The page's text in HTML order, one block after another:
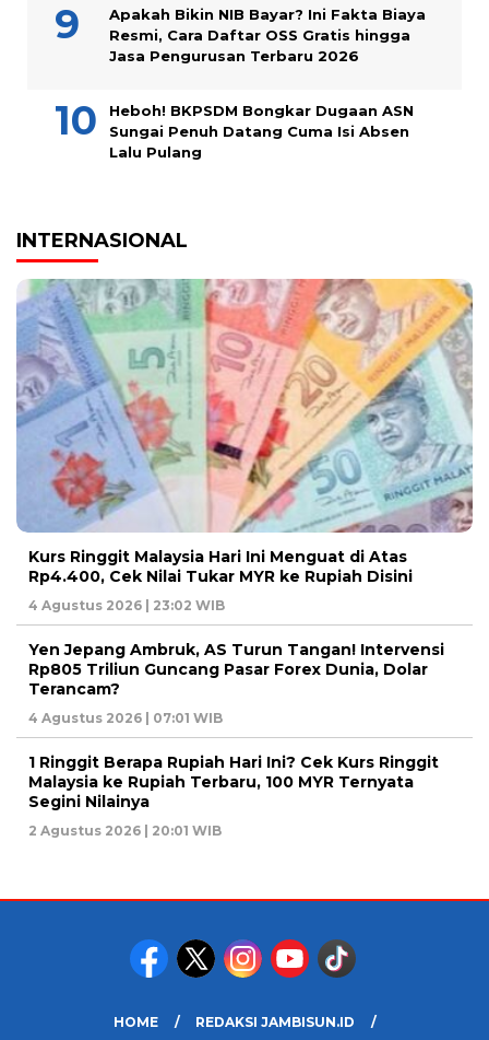
Apakah Bikin NIB Bayar? Ini Fakta Biaya
Resmi, Cara Daftar OSS Gratis hingga
Jasa Pengurusan Terbaru 2026
Heboh! BKPSDM Bongkar Dugaan ASN
Sungai Penuh Datang Cuma Isi Absen
Lalu Pulang
INTERNASIONAL
Kurs Ringgit Malaysia Hari Ini Menguat di Atas
Rp4.400, Cek Nilai Tukar MYR ke Rupiah Disini
4 Agustus 2026 | 23:02 WIB
Yen Jepang Ambruk, AS Turun Tangan! Intervensi
Rp805 Triliun Guncang Pasar Forex Dunia, Dolar
Terancam?
4 Agustus 2026 | 07:01 WIB
1 Ringgit Berapa Rupiah Hari Ini? Cek Kurs Ringgit
Malaysia ke Rupiah Terbaru, 100 MYR Ternyata
Segini Nilainya
2 Agustus 2026 | 20:01 WIB
HOME REDAKSI JAMBISUN.ID